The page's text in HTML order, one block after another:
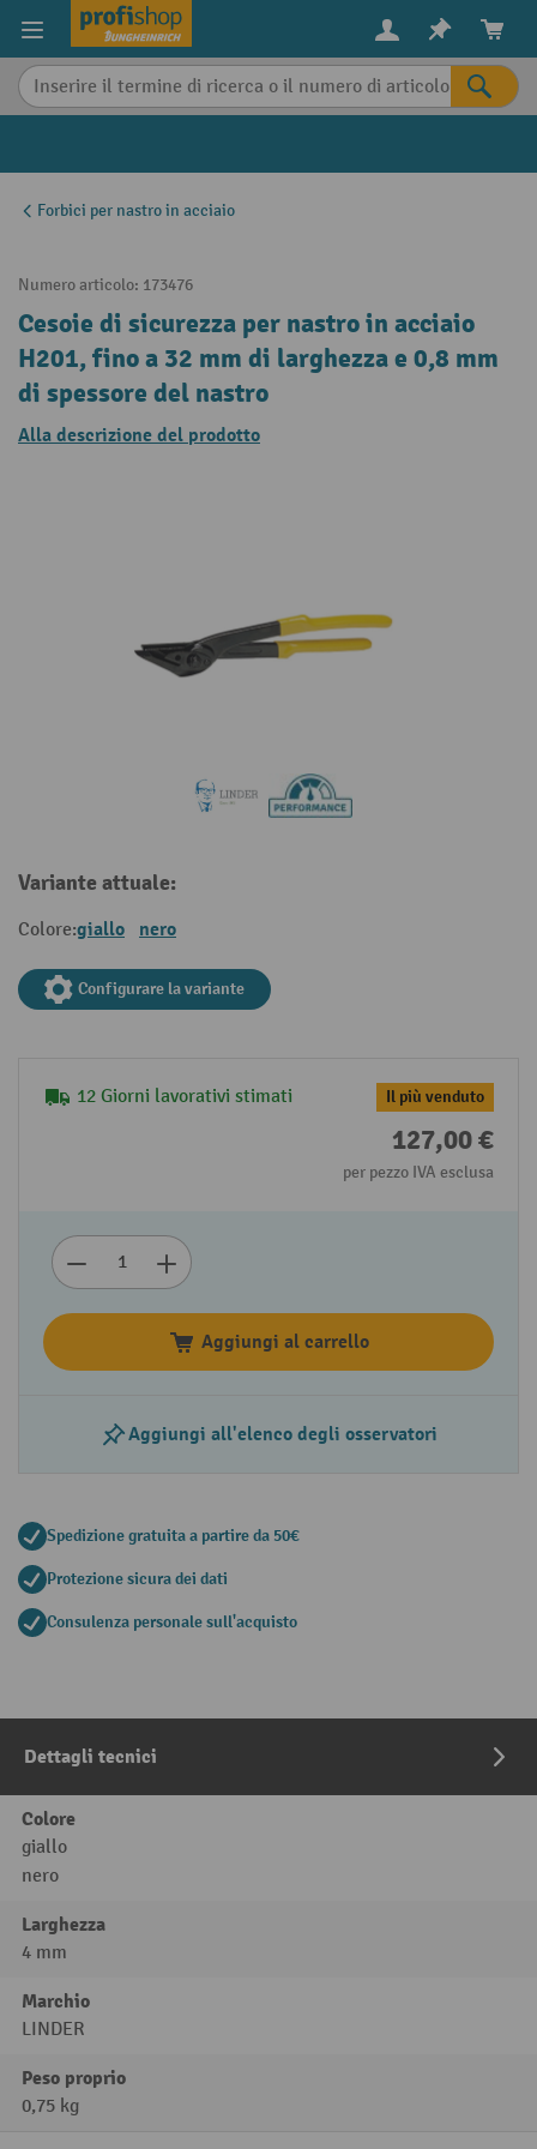
content
Forbici per nastro in acciaio
Numero articolo: 173476
Cesoie di sicurezza per nastro in acciaio
H201, fino a 32 mm di larghezza e 0,8 mm
di spessore del nastro
Alla descrizione del prodotto
Variante attuale:
Colore:giallo nero
Configurare la variante
12 Giorni lavorativi stimati Il più venduto
127,00 €
per pezzo IVA esclusa
Aggiungi al carrello
Aggiungi all'elenco degli osservatori
Spedizione gratuita a partire da 50€
Protezione sicura dei dati
Consulenza personale sull'acquisto
Dettagli tecnici
Colore
giallo
nero
Larghezza
4 mm
Marchio
LINDER
Peso proprio
0,75 kg